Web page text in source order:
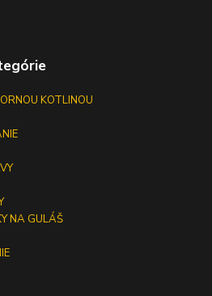
KOTLINOU
NA GULÁŠ